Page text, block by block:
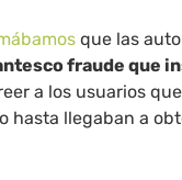
que las
fraude que
a los usuarios
hasta llegaban a